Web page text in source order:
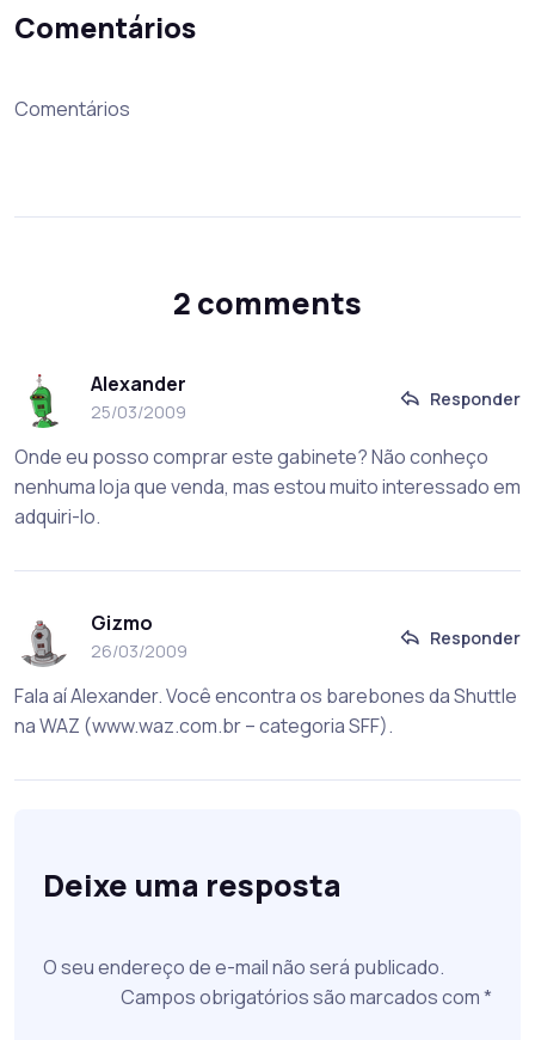
Comentários
Comentários
2 comments
Alexander
25/03/2009
Responder
Onde eu posso comprar este gabinete? Não conheço
nenhuma loja que venda, mas estou muito interessado em
adquiri-lo.
Gizmo
26/03/2009
Responder
Fala aí Alexander. Você encontra os barebones da Shuttle
na WAZ (www.waz.com.br – categoria SFF).
Deixe uma resposta
O seu endereço de e-mail não será publicado.
Campos obrigatórios são marcados com*